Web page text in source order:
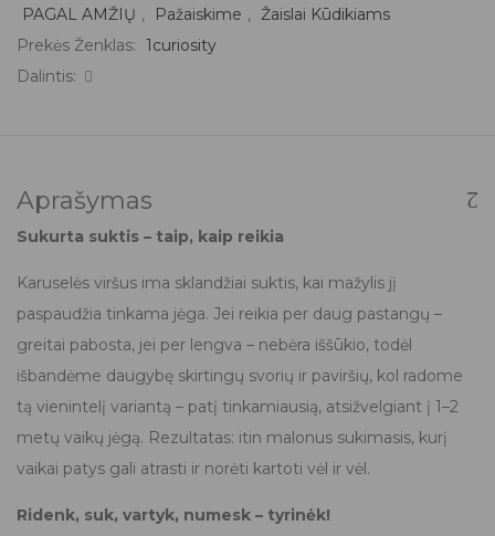
PAGAL AMŽIŲ , Pažaiskime ,
Žaislai Kūdikiams
Prekės Ženklas: 1curiosity
Dalintis:
Aprašymas
Sukurta suktis – taip, kaip reikia
Karuselės viršus ima sklandžiai suktis, kai mažylis jį
paspaudžia tinkama jėga. Jei reikia per daug pastangų –
greitai pabosta, jei per lengva – nebėra iššūkio, todėl
išbandėme daugybę skirtingų svorių ir paviršių, kol radome
tą vienintelį variantą – patį tinkamiausią, atsižvelgiant į 1–2
metų vaikų jėgą. Rezultatas: itin malonus sukimasis, kurį
vaikai patys gali atrasti ir norėti kartoti vėl ir vėl.
Ridenk, suk, vartyk, numesk – tyrinėk!